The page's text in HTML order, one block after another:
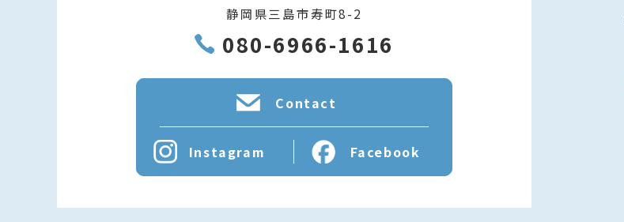
静岡県三島市寿町8-2
080-6966-1616
Contact
Instagram Facebook